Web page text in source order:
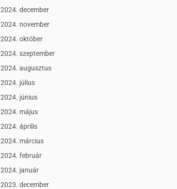
2024. december
2024. november
2024. október
2024. szeptember
2024. augusztus
2024. július
2024. június
2024. május
2024. április
2024. március
2024. február
2024. január
2023. december